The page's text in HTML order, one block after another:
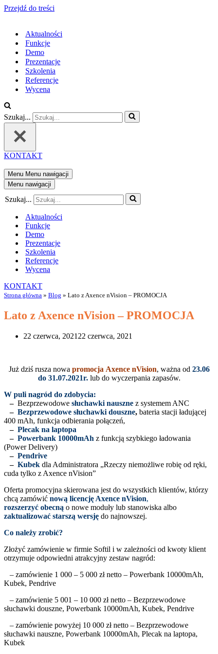
Przejdź do treści
Aktualności
Funkcje
Demo
Prezentacje
Szkolenia
Referencje
Wycena
Szukaj...
KONTAKT
Menu Menu nawigacji
Menu nawigacji
Szukaj...
Aktualności
Funkcje
Demo
Prezentacje
Szkolenia
Referencje
Wycena
KONTAKT
Strona główna » Blog » Lato z Axence nVision – PROMOCJA
Lato z Axence nVision – PROMOCJA
22 czerwca, 2021 22 czerwca, 2021
Już dziś rusza nowa promocja Axence nVision, ważna od 23.06
do 31.07.2021r.lub do wyczerpania zapasów.
W puli nagród do zdobycia:
– Bezprzewodowe słuchawki nauszne z systemem ANC
– Bezprzewodowe słuchawki douszne, bateria stacji ładującej
400 mAh, funkcja odbierania połączeń,
– Plecak na laptopa
– Powerbank 10000mAh z funkcją szybkiego ładowania
(Power Delivery)
– Pendrive
– Kubek dla Administratora „Rzeczy niemożliwe robię od ręki,
cuda tylko z Axence nVision”
Oferta promocyjna skierowana jest do wszystkich klientów, którzy
chcą zamówić nową licencję Axence nVision,
rozszerzyć obecną o nowe moduły lub stanowiska albo
zaktualizować starszą wersję do najnowszej.
Co należy zrobić?
Złożyć zamówienie w firmie Softil i w zależności od kwoty klient
otrzymuje odpowiedni atrakcyjny zestaw nagród:
– zamówienie 1 000 – 5 000 zł netto – Powerbank 10000mAh,
Kubek, Pendrive
– zamówienie 5 001 – 10 000 zł netto – Bezprzewodowe
słuchawki douszne, Powerbank 10000mAh, Kubek, Pendrive
– zamówienie powyżej 10 000 zł netto – Bezprzewodowe
słuchawki nauszne, Powerbank 10000mAh, Plecak na laptopa,
Kubek